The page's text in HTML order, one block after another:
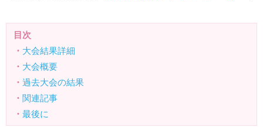
目次
・ 大会結果詳細
・ 大会概要
・ 過去大会の結果
・ 関連記事
・ 最後に